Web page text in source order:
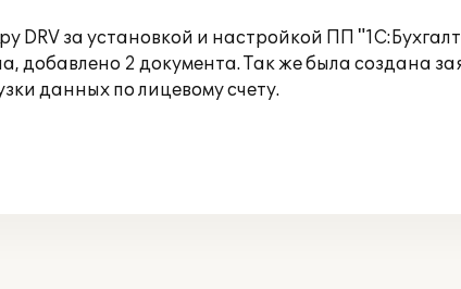
DRV за установкой и настройкой ПП
добавлено 2 документа. Так же была создана
данных по лицевому счету.